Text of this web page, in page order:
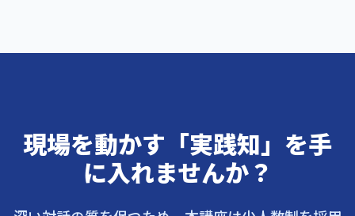
現場を動かす「実践知」を手
に入れませんか？